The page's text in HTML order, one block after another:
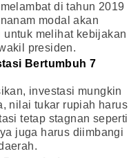
di tahun 2019
modal akan
melihat kebijakan
presiden.
Bertumbuh 7
investasi mungkin
nilai tukar rupiah harus
tetap stagnan seperti
juga harus diimbangi